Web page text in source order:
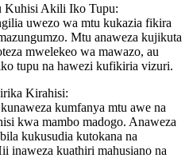
Kuhisi Akili Iko Tupu:
uwezo wa mtu kukazia fikira
Mtu anaweza kujikuta
mwelekeo wa mawazo, au
tupu na hawezi kufikiria vizuri.
Kirahisi:
kumfanya mtu awe na
kwa mambo madogo. Anaweza
kukusudia kutokana na
inaweza kuathiri mahusiano na